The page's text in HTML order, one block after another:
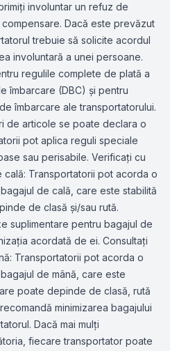
involuntar un refuz de
Dacă este prevăzut
trebuie să solicite acordul
involuntară a unei persoane.
regulile complete de plată a
îmbarcare (DBC) şi pentru
îmbarcare ale transportatorului.
de articole se poate declara o
pot aplica reguli speciale
sau perisabile. Verificaţi cu
cală: Transportatorii pot acorda o
de cală, care este stabilită
de clasă şi/sau rută.
suplimentare pentru bagajul de
acordată de ei. Consultaţi
Transportatorii pot acorda o
de mână, care este
poate depinde de clasă, rută
minimizarea bagajului
Dacă mai mulţi
fiecare transportator poate